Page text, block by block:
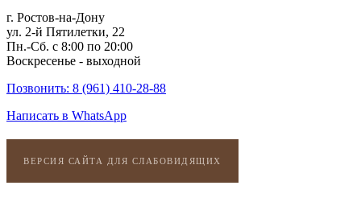
г. Ростов-на-Дону
ул. 2-й Пятилетки, 22
Пн.-Сб. с 8:00 по 20:00
Воскресенье - выходной
Позвонить: 8 (961) 410-28-88
Написать в WhatsApp
ВЕРСИЯ САЙТА ДЛЯ СЛАБОВИДЯЩИХ